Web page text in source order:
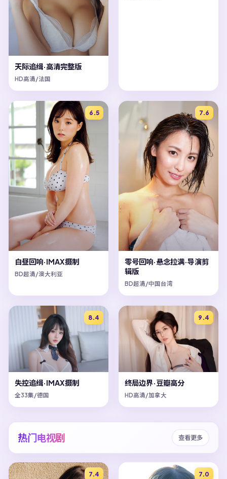
天际追缉·高清完整版
HD高清/法国
6.5
白昼回响·IMAX摄制
BD超清/澳大利亚
7.6
零号回响·悬念拉满·导演剪
辑版
BD超清/中国台湾
8.4
失控追缉·IMAX摄制
全33集/德国
9.4
终局边界·豆瓣高分
HD高清/加拿大
热门电视剧 查看更多
7.4 7.0